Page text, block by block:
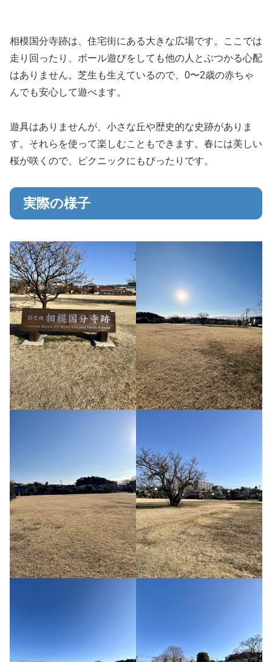
相模国分寺跡は、住宅街にある大きな広場です。ここでは
走り回ったり、ボール遊びをしても他の人とぶつかる心配
はありません。芝生も生えているので、0〜2歳の赤ちゃ
んでも安心して遊べます。
遊具はありませんが、小さな丘や歴史的な史跡がありま
す。それらを使って楽しむこともできます。春には美しい
桜が咲くので、ピクニックにもぴったりです。
実際の様子